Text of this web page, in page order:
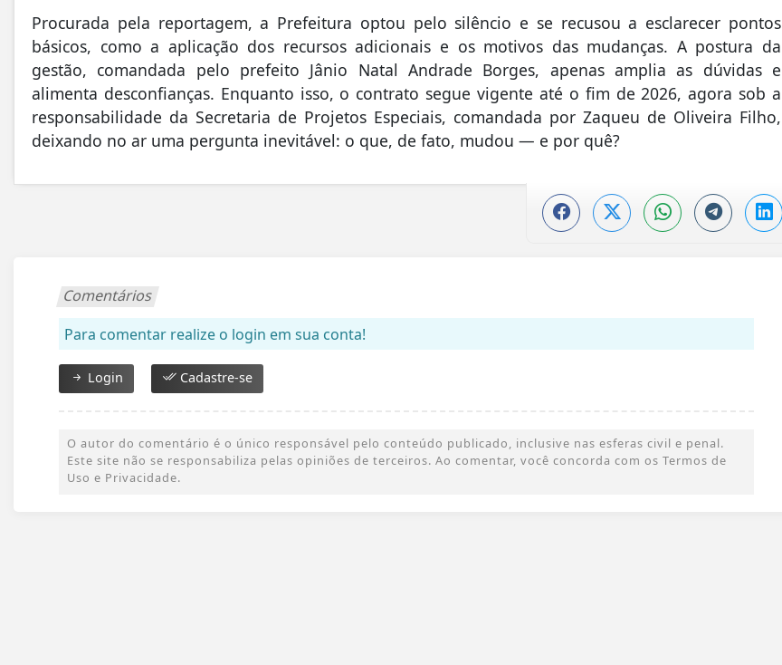
Procurada pela reportagem, a Prefeitura optou pelo silêncio e se recusou a esclarecer pontos
básicos, como a aplicação dos recursos adicionais e os motivos das mudanças. A postura da
gestão, comandada pelo prefeito Jânio Natal Andrade Borges, apenas amplia as dúvidas e
alimenta desconfianças. Enquanto isso, o contrato segue vigente até o fim de 2026, agora sob a
responsabilidade da Secretaria de Projetos Especiais, comandada por Zaqueu de Oliveira Filho,
deixando no ar uma pergunta inevitável: o que, de fato, mudou — e por quê?
Comentários
Para comentar realize o login em sua conta!
Login Cadastre-se
O autor do comentário é o único responsável pelo conteúdo publicado, inclusive nas esferas civil e penal.
Este site não se responsabiliza pelas opiniões de terceiros. Ao comentar, você concorda com os Termos de
Uso e Privacidade.